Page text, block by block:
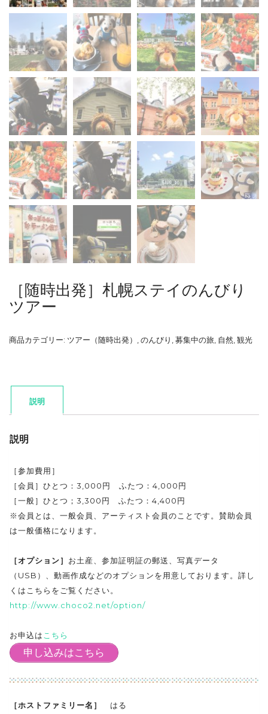
［随時出発］札幌ステイのんびり
ツアー
商品カテゴリー: ツアー（随時出発） のんびり 募集中の旅 自然 観光
説明
説明
［参加費用］
［会員］ひとつ：3,000円 ふたつ：4,000円
［一般］ひとつ；3,300円 ふたつ：4,400円
※会員とは、一般会員、アーティスト会員のことです。賛助会員
は一般価格になります。
［オプション］ お土産、参加証明証の郵送、写真データ
（USB）、動画作成などのオプションを用意しております。詳し
くはこちらをご覧ください。
http://www.choco2.net/option/
お申込は こちら
申し込みはこちら
［ホストファミリー名］
はる